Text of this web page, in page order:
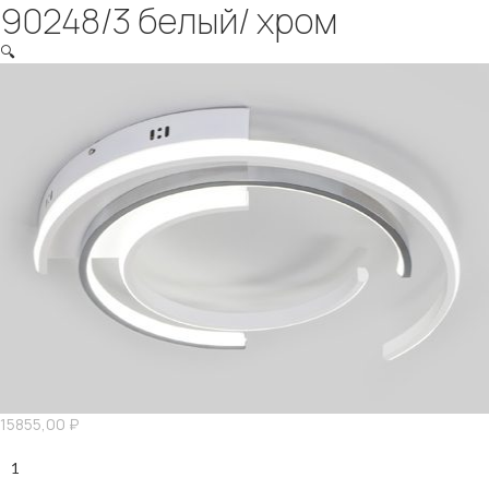
90248/3 белый/ хром
🔍
15855,00 ₽
90248/3